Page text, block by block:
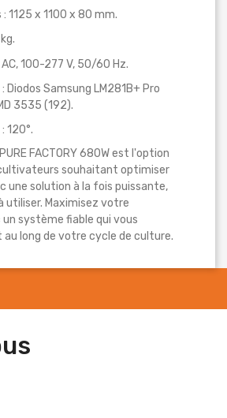
: 1125 x 1100 x 80 mm.
100-277 V, 50/60 Hz.
Diodos Samsung LM281B+ Pro
3535 (192).
120°.
FACTORY 680W est l'option
souhaitant optimiser
une solution à la fois puissante,
utiliser. Maximisez votre
système fiable qui vous
long de votre cycle de culture.